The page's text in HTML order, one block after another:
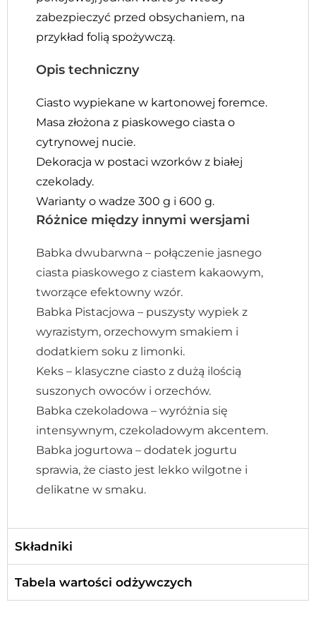
zabezpieczyć przed obsychaniem, na
przykład folią spożywczą.
Opis techniczny
Ciasto wypiekane w kartonowej foremce.
Masa złożona z piaskowego ciasta o
cytrynowej nucie.
Dekoracja w postaci wzorków z białej
czekolady.
Warianty o wadze 300 g i 600 g.
Różnice między innymi wersjami
Babka dwubarwna – połączenie jasnego
ciasta piaskowego z ciastem kakaowym,
tworzące efektowny wzór.
Babka Pistacjowa – puszysty wypiek z
wyrazistym, orzechowym smakiem i
dodatkiem soku z limonki.
Keks – klasyczne ciasto z dużą ilością
suszonych owoców i orzechów.
Babka czekoladowa – wyróżnia się
intensywnym, czekoladowym akcentem.
Babka jogurtowa – dodatek jogurtu
sprawia, że ciasto jest lekko wilgotne i
delikatne w smaku.
Składniki
Tabela wartości odżywczych